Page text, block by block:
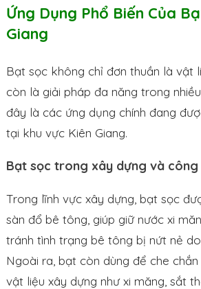
Ứng Dụng Phổ Biến Của
Giang
Bạt sọc không chỉ đơn thuần là vật
còn là giải pháp đa năng trong
đây là các ứng dụng chính đang
tại khu vực Kiên Giang.
Bạt sọc trong xây dựng và
Trong lĩnh vực xây dựng, bạt sọc
sàn đổ bê tông, giúp giữ nước xi
tránh tình trạng bê tông bị nứt nẻ
Ngoài ra, bạt còn dùng để che
vật liệu xây dựng như xi măng, sắt